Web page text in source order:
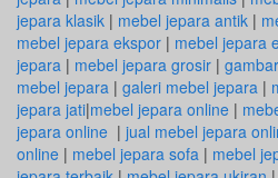
jepara klasik | mebel jepara antik |
mebel jepara ekspor | mebel jepara
jepara | mebel jepara grosir |
mebel jepara | galeri mebel jepara |
jepara jati|mebel jepara online |
jepara online | jual mebel jepara
online | mebel jepara sofa | mebel